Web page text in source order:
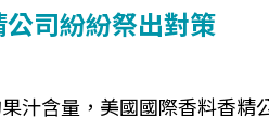
司紛紛祭出對策
汁含量，美國國際香料香精